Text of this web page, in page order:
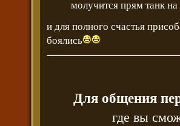
молучится прям танк на
и для полного счастья
боялись
Для общения
где вы